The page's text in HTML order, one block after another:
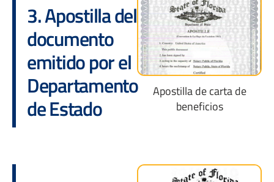
3. Apostilla del
documento
emitido por el
Departamento
de Estado
Apostilla de carta de
beneficios